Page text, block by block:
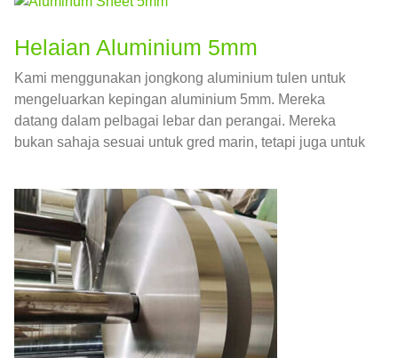
Helaian Aluminium 5mm
Kami menggunakan jongkong aluminium tulen untuk
mengeluarkan kepingan aluminium 5mm. Mereka
datang dalam pelbagai lebar dan perangai. Mereka
bukan sahaja sesuai untuk gred marin, tetapi juga untuk
hasilkan ialah 3000mm.